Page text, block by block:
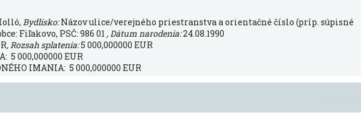
Bydlisko:Názov ulice/verejného priestranstva a orientačné číslo (príp. súpisné
Fiľakovo, PSČ: 986 01 , Dátum narodenia:24.08.1990
, Rozsah splatenia:5 000,000000 EUR
5 000,000000 EUR
IMANIA: 5 000,000000 EUR